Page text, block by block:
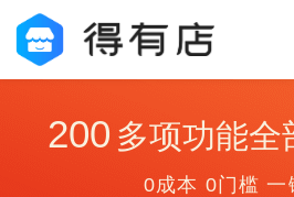
200 多项功能全
0成本 0门槛 一